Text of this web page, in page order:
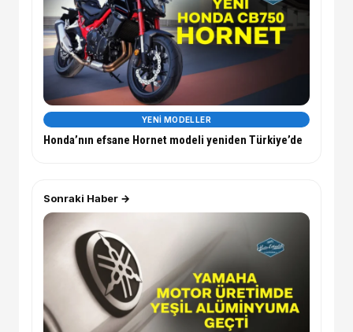
YENI MODELLER
Honda’nın efsane Hornet modeli yeniden Türkiye’de
Sonraki Haber →